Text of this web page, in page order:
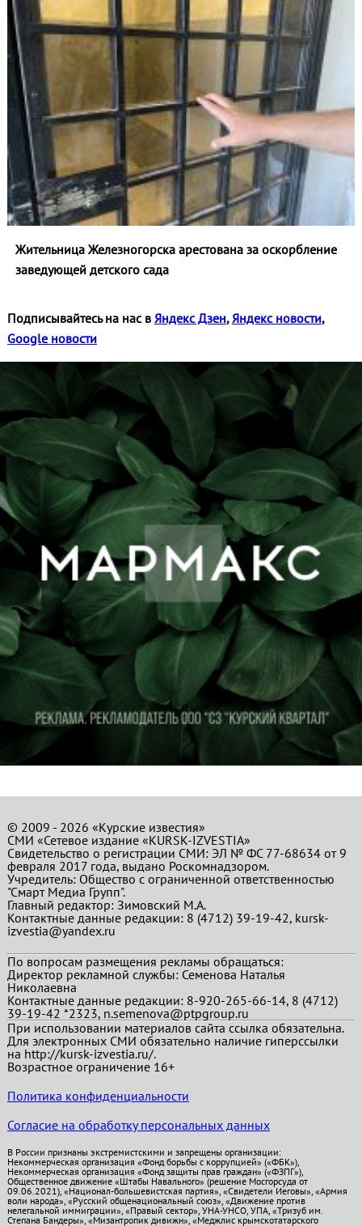
Жительница Железногорска арестована за оскорбление
заведующей детского сада
Подписывайтесь на нас в Яндекс Дзен, Яндекс новости,
Google новости
© 2009 - 2026 «Курские известия»
СМИ «Сетевое издание «KURSK-IZVESTIA»
Свидетельство о регистрации СМИ: ЭЛ № ФС 77-68634 от 9
февраля 2017 года, выдано Роскомнадзором.
Учредитель: Общество с ограниченной ответственностью
"Смарт Медиа Групп".
Главный редактор:Зимовский М.А.
Контактные данные редакции: 8 (4712) 39-19-42, kursk-
izvestia@yandex.ru
По вопросам размещения рекламы обращаться:
Директор рекламной службы: Семенова Наталья
Николаевна
Контактные данные редакции: 8-920-265-66-14, 8 (4712)
39-19-42 *2323, n.semenova@ptpgroup.ru
При использовании материалов сайта ссылка обязательна.
Для электронных СМИ обязательно наличие гиперссылки
на http://kursk-izvestia.ru/.
Возрастное ограничение 16+
Политика конфиденциальности
Согласие на обработку персональных данных
В России признаны экстремистскими и запрещены организации:
Некоммерческая организация «Фонд борьбы с коррупцией» («ФБК»),
Некоммерческая организация «Фонд защиты прав граждан» («ФЗПГ»),
Общественное движение «Штабы Навального» (решение Мосгорсуда от
09.06.2021), «Национал-большевистская партия», «Свидетели Иеговы», «Армия
воли народа», «Русский общенациональный союз», «Движение против
нелегальной иммиграции», «Правый сектор», УНА-УНСО, УПА, «Тризуб им.
Степана Бандеры», «Мизантропик дивижн», «Меджлис крымскотатарского